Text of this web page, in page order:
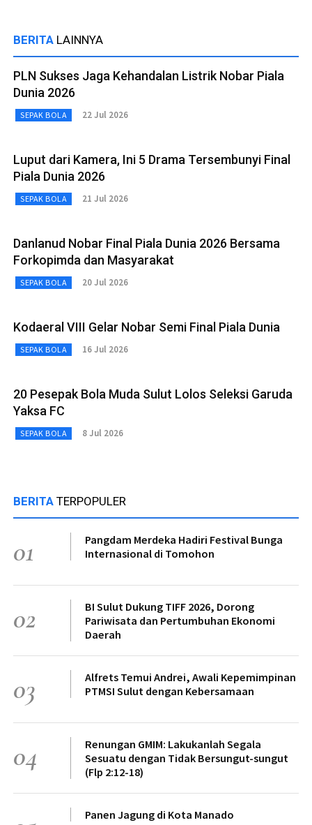
BERITA LAINNYA
PLN Sukses Jaga Kehandalan Listrik Nobar Piala
Dunia 2026
SEPAK BOLA 22 Jul 2026
Luput dari Kamera, Ini 5 Drama Tersembunyi Final
Piala Dunia 2026
SEPAK BOLA 21 Jul 2026
Danlanud Nobar Final Piala Dunia 2026 Bersama
Forkopimda dan Masyarakat
SEPAK BOLA 20 Jul 2026
Kodaeral VIII Gelar Nobar Semi Final Piala Dunia
SEPAK BOLA 16 Jul 2026
20 Pesepak Bola Muda Sulut Lolos Seleksi Garuda
Yaksa FC
SEPAK BOLA 8 Jul 2026
BERITA TERPOPULER
01
Pangdam Merdeka Hadiri Festival Bunga
Internasional di Tomohon
02
BI Sulut Dukung TIFF 2026, Dorong
Pariwisata dan Pertumbuhan Ekonomi
Daerah
03
Alfrets Temui Andrei, Awali Kepemimpinan
PTMSI Sulut dengan Kebersamaan
04
Renungan GMIM: Lakukanlah Segala
Sesuatu dengan Tidak Bersungut-sungut
(Flp 2:12-18)
Panen Jagung di Kota Manado